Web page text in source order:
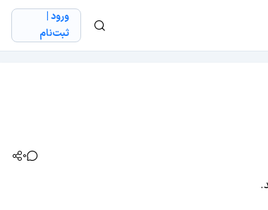
ورود |
ثبت‌نام
0